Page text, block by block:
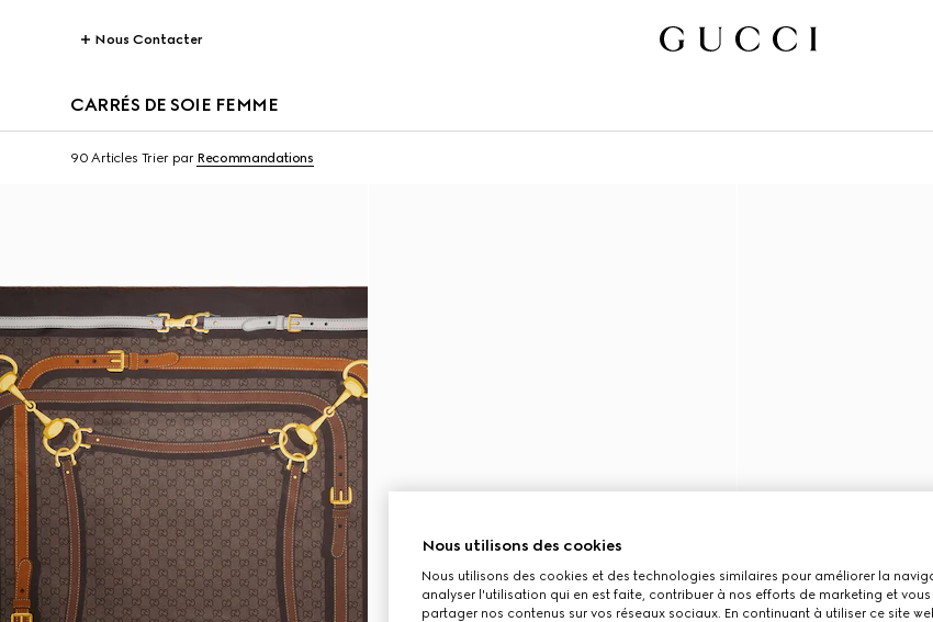
Nous Contacter
CARRÉS DE SOIE FEMME
90 Articles Trier par Recommandations
Nous utilisons des cookies
Nous utilisons des cookies et des technologies similaires pour améliorer la
analyser l'utilisation qui en est faite, contribuer à nos efforts de marketing et
partager nos contenus sur vos réseaux sociaux. En continuant à utiliser ce site